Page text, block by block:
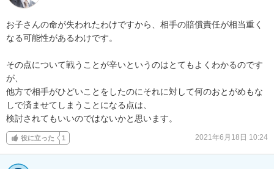
お子さんの命が失われたわけですから、相手の賠償責任が相当重く
なる可能性があるわけです。
その点について戦うことが辛いというのはとてもよくわかるのです
が、
他方で相手がひどいことをしたのにそれに対して何のおとがめもな
しで済ませてしまうことになる点は、
検討されてもいいのではないかと思います。
役に立った 1 2021年6月18日 10:24